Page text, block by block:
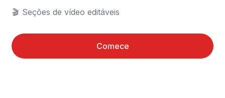
🎬	Seções de vídeo editáveis
Comece